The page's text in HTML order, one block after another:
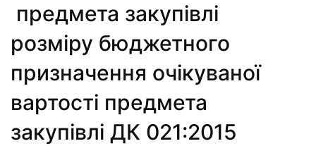
предмета закупівлі
розміру бюджетного
призначення очікуваної
вартості предмета
закупівлі ДК 021:2015